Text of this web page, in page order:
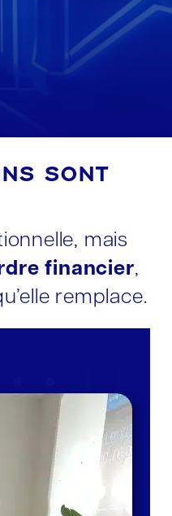
SONT
mais
financier,
remplace.